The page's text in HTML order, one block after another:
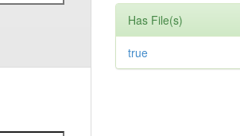
Has File(s)
true